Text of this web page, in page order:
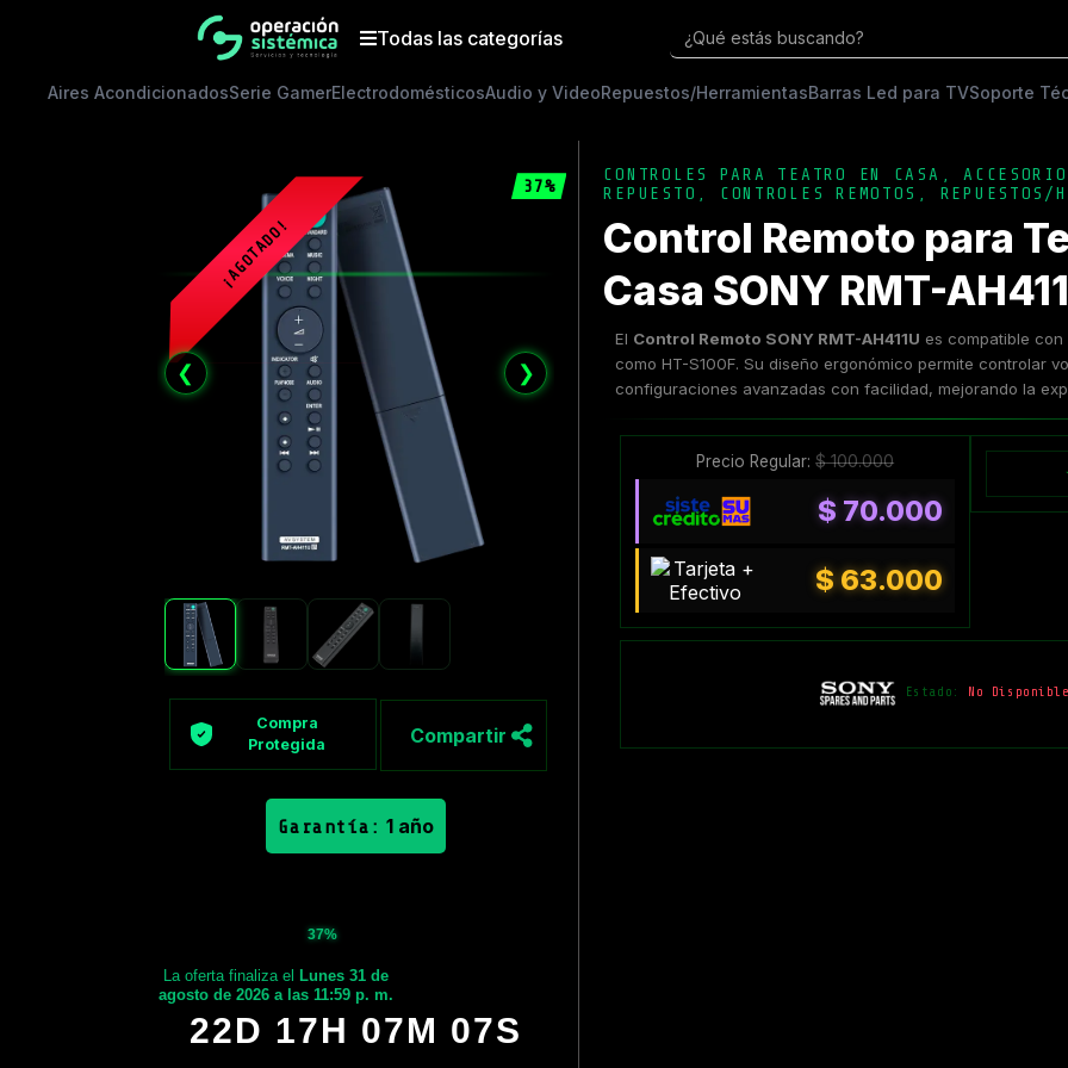
Todas las categorías ¿Qué estás buscando?
Aires AcondicionadosSerie GamerElectrodomésticosAudio y VideoRepuestos/HerramientasBarras Led para TVSoporte
37%
❮ ❯
Compra
Protegida
Compartir
Garantía: 1 año
37%
La oferta finaliza elLunes 31 de
agosto de 2026 a las 11:59 p. m.
22D 17H 07M 06S
CONTROLES PARA TEATRO EN CASA
REPUESTO
CONTROLES REMOTOS REPUESTOS/
Control Remoto para
Casa SONY RMT-
El Control Remoto SONY RMT-AH411U es compatible
como HT-S100F. Su diseño ergonómico permite controlar
configuraciones avanzadas con facilidad, mejorando la
Precio Regular:$100.000
$ 70.000
$63.000
Estado: No